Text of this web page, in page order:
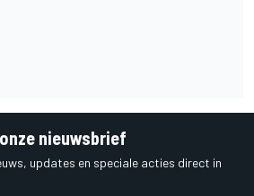
nieuwsbrief
updates en speciale acties direct in